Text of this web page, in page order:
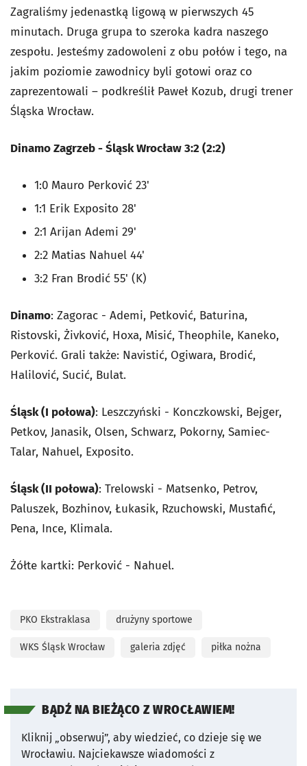
Zagraliśmy jedenastką ligową w pierwszych 45
minutach. Druga grupa to szeroka kadra naszego
zespołu. Jesteśmy zadowoleni z obu połów i tego, na
jakim poziomie zawodnicy byli gotowi oraz co
zaprezentowali – podkreślił Paweł Kozub, drugi trener
Śląska Wrocław.
Dinamo Zagrzeb - Śląsk Wrocław 3:2 (2:2)
1:0 Mauro Perković 23'
1:1 Erik Exposito 28'
2:1 Arijan Ademi 29'
2:2 Matias Nahuel 44'
3:2 Fran Brodić 55' (K)
Dinamo: Zagorac - Ademi, Petković, Baturina,
Ristovski, Żivković, Hoxa, Misić, Theophile, Kaneko,
Perković. Grali także: Navistić, Ogiwara, Brodić,
Halilović, Sucić, Bulat.
Śląsk (I połowa): Leszczyński - Konczkowski, Bejger,
Petkov, Janasik, Olsen, Schwarz, Pokorny, Samiec-
Talar, Nahuel, Exposito.
Śląsk (II połowa): Trelowski - Matsenko, Petrov,
Paluszek, Bozhinov, Łukasik, Rzuchowski, Mustafić,
Pena, Ince, Klimala.
Żółte kartki: Perković - Nahuel.
PKO Ekstraklasa drużyny sportowe
WKS Śląsk Wrocław galeria zdjęć piłka nożna
BĄDŹ NA BIEŻĄCO Z WROCŁAWIEM!
Kliknij „obserwuj”, aby wiedzieć, co dzieje się we
Wrocławiu. Najciekawsze wiadomości z